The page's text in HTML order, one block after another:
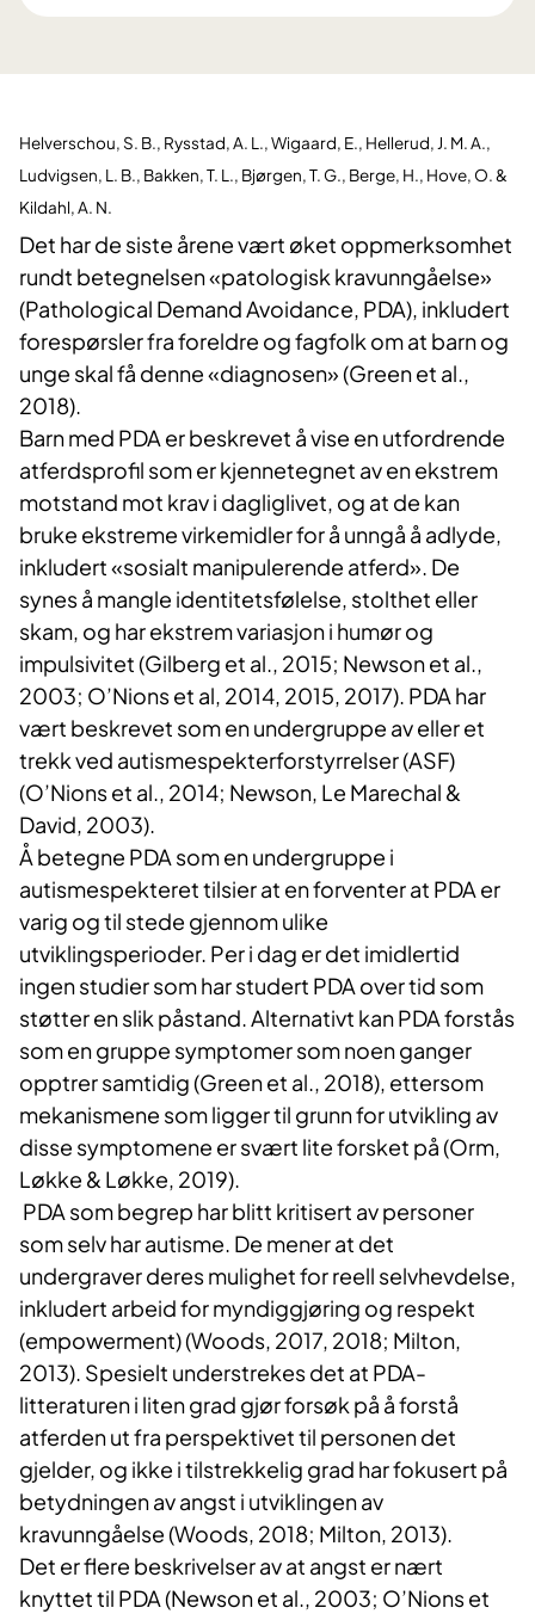
Helverschou, S. B., Rysstad, A. L., Wigaard, E., Hellerud, J. M. A.,
Ludvigsen, L. B., Bakken, T. L., Bjørgen, T. G., Berge, H., Hove, O. &
Kildahl, A. N.
Det har de siste årene vært øket oppmerksomhet
rundt betegnelsen «patologisk kravunngåelse»
(Pathological Demand Avoidance, PDA), inkludert
forespørsler fra foreldre og fagfolk om at barn og
unge skal få denne «diagnosen» (Green et al.,
2018).
Barn med PDA er beskrevet å vise en utfordrende
atferdsprofil som er kjennetegnet av en ekstrem
motstand mot krav i dagliglivet, og at de kan
bruke ekstreme virkemidler for å unngå å adlyde,
inkludert «sosialt manipulerende atferd». De
synes å mangle identitetsfølelse, stolthet eller
skam, og har ekstrem variasjon i humør og
impulsivitet (Gilberg et al., 2015; Newson et al.,
2003; O’Nions et al, 2014, 2015, 2017). PDA har
vært beskrevet som en undergruppe av eller et
trekk ved autismespekterforstyrrelser (ASF)
(O’Nions et al., 2014; Newson, Le Marechal &
David, 2003).
Å betegne PDA som en undergruppe i
autismespekteret tilsier at en forventer at PDA er
varig og til stede gjennom ulike
utviklingsperioder. Per i dag er det imidlertid
ingen studier som har studert PDA over tid som
støtter en slik påstand. Alternativt kan PDA forstås
som en gruppe symptomer som noen ganger
opptrer samtidig (Green et al., 2018), ettersom
mekanismene som ligger til grunn for utvikling av
disse symptomene er svært lite forsket på (Orm,
Løkke & Løkke, 2019).
PDA som begrep har blitt kritisert av personer
som selv har autisme. De mener at det
undergraver deres mulighet for reell selvhevdelse,
inkludert arbeid for myndiggjøring og respekt
(empowerment) (Woods, 2017, 2018; Milton,
2013). Spesielt understrekes det at PDA-
litteraturen i liten grad gjør forsøk på å forstå
atferden ut fra perspektivet til personen det
gjelder, og ikke i tilstrekkelig grad har fokusert på
betydningen av angst i utviklingen av
kravunngåelse (Woods, 2018; Milton, 2013).
Det er flere beskrivelser av at angst er nært
knyttet til PDA (Newson et al., 2003; O’Nions et